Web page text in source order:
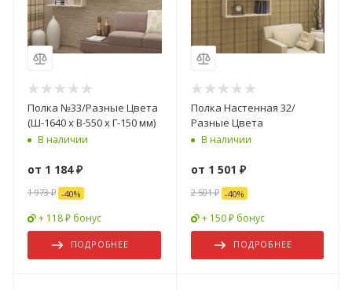
Полка №33/Разные Цвета
(Ш-1640 х В-550 х Г-150 мм)
В наличии
от 1 184 ₽
1 973 ₽ -40%
+ 118 ₽ бонус
ПОДРОБНЕЕ
Полка Настенная 32/
Разные Цвета
В наличии
от 1 501 ₽
2 501 ₽ -40%
+ 150 ₽ бонус
ПОДРОБНЕЕ